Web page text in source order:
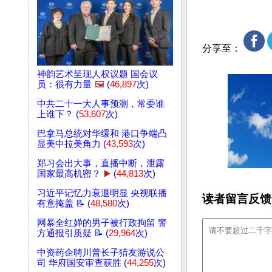
神韵艺术呈现人权议题 国会议
员：很有力量 🖼️ (46,897次)
中共二十一大人事预测，常委谁
上谁下？ (53,607次)
巴拿马总统对华缓和 港口争端凸
显美中拉美角力 (43,593次)
郑习会出大事，直播中断，泄露
国家最高机密？
▶️ (44,813次)
习近平记忆力衰退明显 央视联播
有意掩盖 📝 (48,580次)
网暴全红婵的男子被行政拘留 警
方通报引质疑 📝 (29,964次)
中资药企聘川普长子猎友游说公
司 华府国安审查获胜 (44,255次)
分享至：
读者留言反